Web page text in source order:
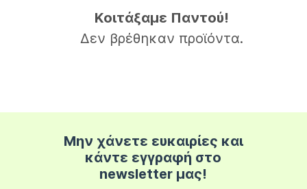
Κοιτάξαμε Παντού!
Δεν βρέθηκαν προϊόντα.
Μην χάνετε ευκαιρίες και
κάντε εγγραφή στο
newsletter μας!